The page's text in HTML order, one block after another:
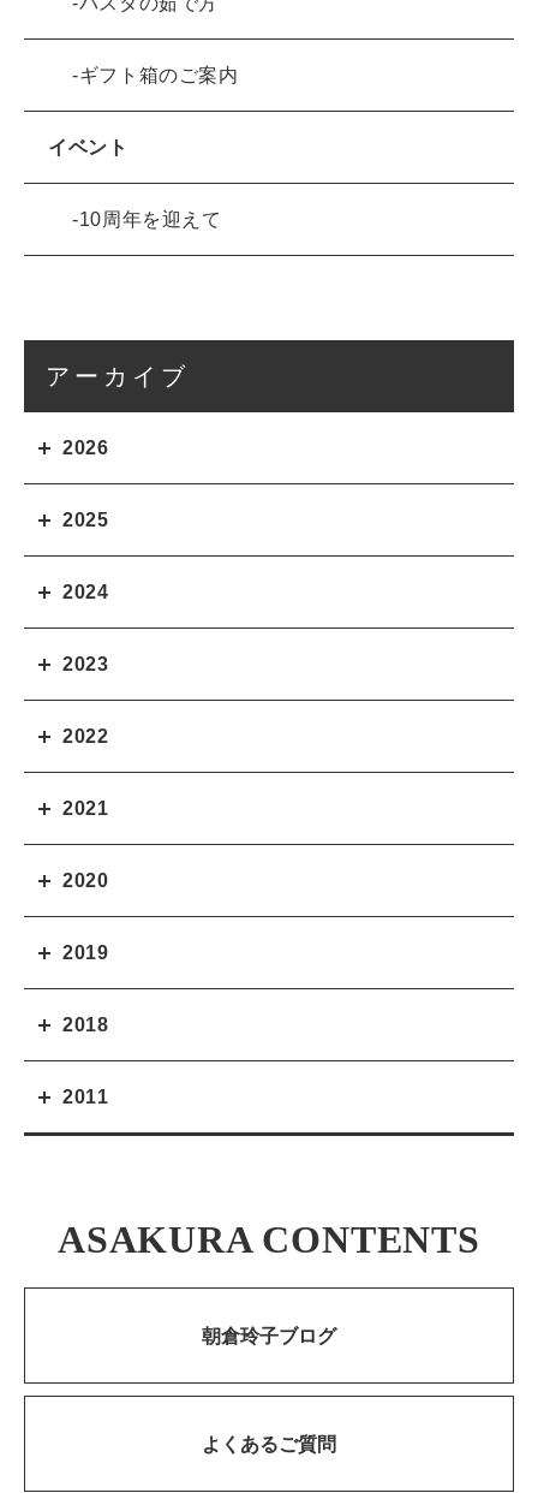
ギフト箱のご案内
イベント
10周年を迎えて
アーカイブ
2026
2025
2024
2023
2022
2021
2020
2019
2018
2011
ASAKURA CONTENTS
朝倉玲子ブログ
よくあるご質問